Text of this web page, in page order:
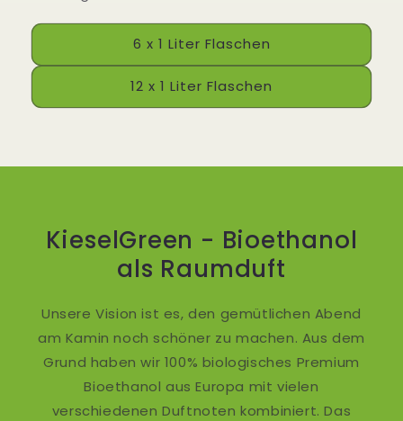
6 x 1 Liter Flaschen
12 x 1 Liter Flaschen
KieselGreen - Bioethanol
als Raumduft
Unsere Vision ist es, den gemütlichen Abend
am Kamin noch schöner zu machen. Aus dem
Grund haben wir 100% biologisches Premium
Bioethanol aus Europa mit vielen
verschiedenen Duftnoten kombiniert. Das